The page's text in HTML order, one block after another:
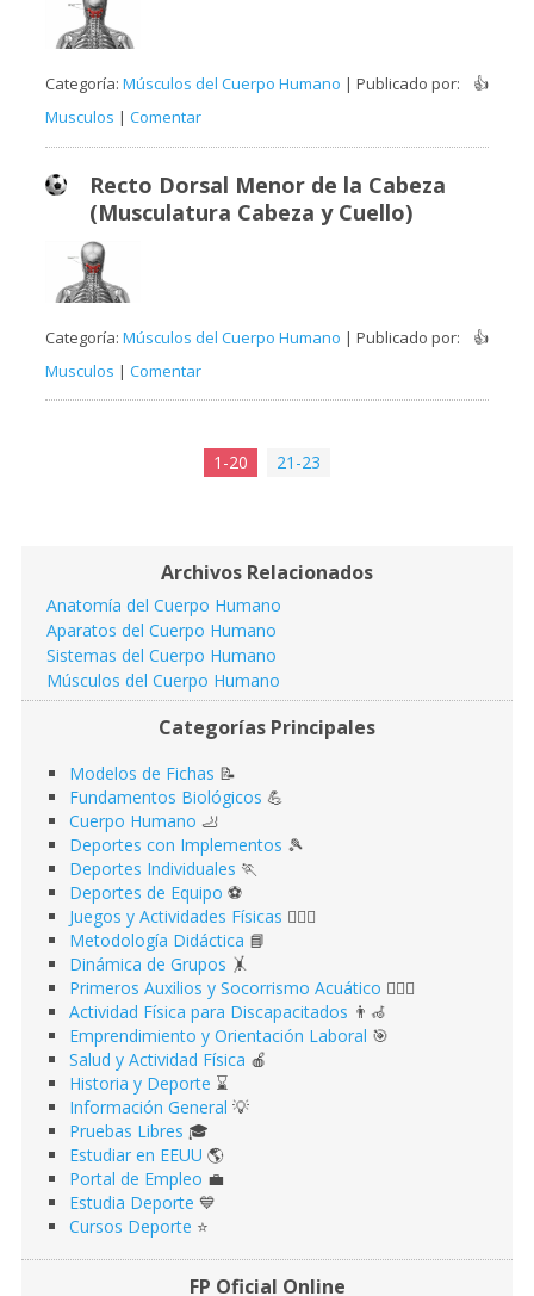
👍
Categoría: Músculos del Cuerpo Humano | Publicado por:
Musculos | Comentar
Recto Dorsal Menor de la Cabeza
(Musculatura Cabeza y Cuello)
👍
Categoría: Músculos del Cuerpo Humano | Publicado por:
Musculos | Comentar
1-20 21-23
Archivos Relacionados
Anatomía del Cuerpo Humano
Aparatos del Cuerpo Humano
Sistemas del Cuerpo Humano
Músculos del Cuerpo Humano
Categorías Principales
Modelos de Fichas 📝
Fundamentos Biológicos 💪
Cuerpo Humano 🦶
Deportes con Implementos 🎾
Deportes Individuales 🏃
Deportes de Equipo ⚽️
Juegos y Actividades Físicas 🤹🏻‍♂️
Metodología Didáctica 📘
Dinámica de Grupos 🤸
Primeros Auxilios y Socorrismo Acuático 🏊🏻‍♂️
Actividad Física para Discapacitados 👨‍🦽
Emprendimiento y Orientación Laboral 🎯
Salud y Actividad Física 🍎
Historia y Deporte ⌛️
Información General 💡
Pruebas Libres 🎓
Estudiar en EEUU 🌎​
Portal de Empleo 💼
Estudia Deporte 💙
Cursos Deporte ⭐️
FP Oficial Online